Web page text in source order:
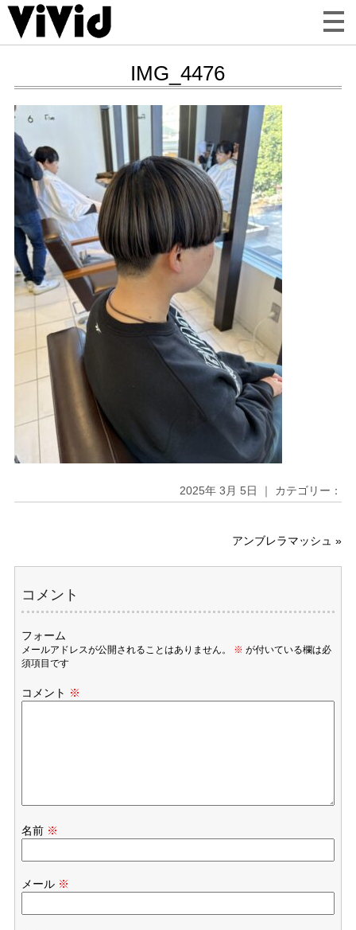
IMG_4476
2025年 3月 5日 ｜ カテゴリー：
アンブレラマッシュ »
コメント
フォーム
メールアドレスが公開されることはありません。 ※ が付いている欄は必
須項目です
コメント ※
名前 ※
メール ※